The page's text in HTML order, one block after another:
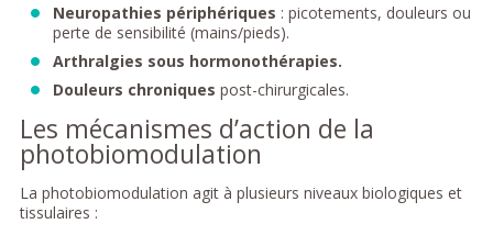
Neuropathies périphériques : picotements, douleurs ou
perte de sensibilité (mains/pieds).
Arthralgies sous hormonothérapies.
Douleurs chroniques post-chirurgicales.
Les mécanismes d’action de la
photobiomodulation
La photobiomodulation agit à plusieurs niveaux biologiques et
tissulaires :